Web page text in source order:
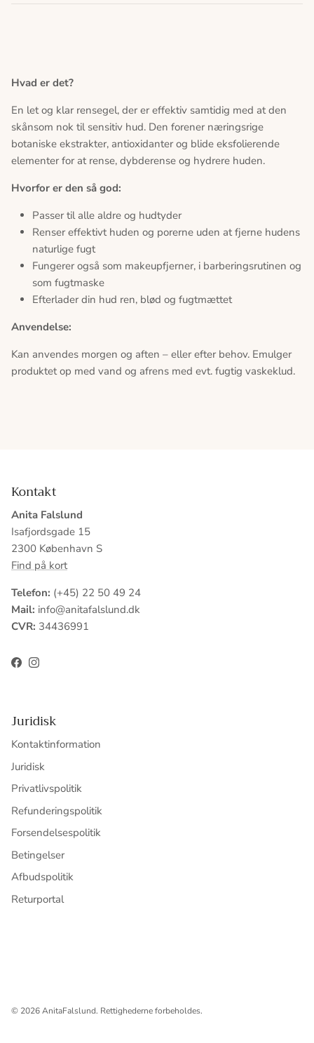
Hvad er det?
En let og klar rensegel, der er effektiv samtidig med at den
skånsom nok til sensitiv hud. Den forener næringsrige
botaniske ekstrakter, antioxidanter og blide eksfolierende
elementer for at rense, dybderense og hydrere huden.
Hvorfor er den så god:
Passer til alle aldre og hudtyder
Renser effektivt huden og porerne uden at fjerne hudens
naturlige fugt
Fungerer også som makeupfjerner, i barberingsrutinen og
som fugtmaske
Efterlader din hud ren, blød og fugtmættet
Anvendelse:
Kan anvendes morgen og aften – eller efter behov. Emulger
produktet op med vand og afrens med evt. fugtig vaskeklud.
Kontakt
Anita Falslund
Isafjordsgade 15
2300 København S
Find på kort
Telefon: (+45) 22 50 49 24
Mail: info@anitafalslund.dk
CVR: 34436991
FacebookInstagram
Juridisk
Kontaktinformation
Juridisk
Privatlivspolitik
Refunderingspolitik
Forsendelsespolitik
Betingelser
Afbudspolitik
Returportal
© 2026AnitaFalslund. Rettighederne forbeholdes.